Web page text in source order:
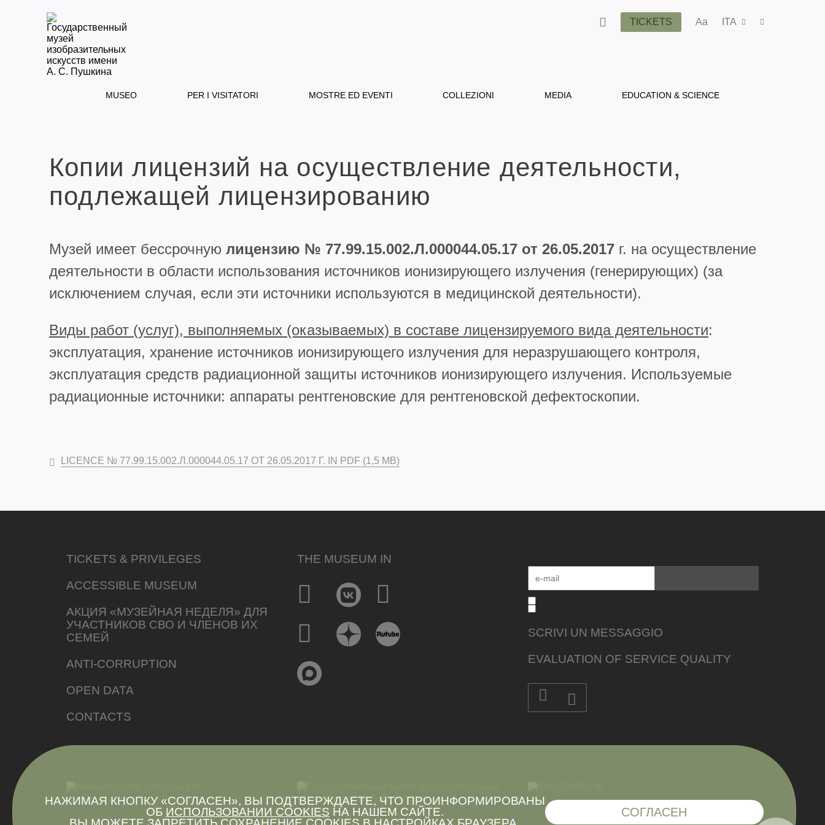
TICKETS Aa ITA
MUSEO PER I VISITATORI MOSTRE ED EVENTI COLLEZIONI MEDIA EDUCATION & SCIENCE
Копии лицензий на осуществление деятельности,
подлежащей лицензированию
Музей имеет бессрочную лицензию № 77.99.15.002.Л.000044.05.17 от 26.05.2017 г. на осуществление
деятельности в области использования источников ионизирующего излучения (генерирующих) (за
исключением случая, если эти источники используются в медицинской деятельности).
Виды работ (услуг), выполняемых (оказываемых) в составе лицензируемого вида деятельности:
эксплуатация, хранение источников ионизирующего излучения для неразрушающего контроля,
эксплуатация средств радиационной защиты источников ионизирующего излучения. Используемые
радиационные источники: аппараты рентгеновские для рентгеновской дефектоскопии.
LICENCE № 77.99.15.002.Л.000044.05.17 ОТ 26.05.2017 Г. IN PDF (1,5 MB)
НАЖИМАЯ КНОПКУ «СОГЛАСЕН», ВЫ ПОДТВЕРЖДАЕТЕ, ЧТО ПРОИНФОРМИРОВАНЫ
ОБ ИСПОЛЬЗОВАНИИ COOKIES НА НАШЕМ САЙТЕ.
СОГЛАСЕН
TICKETS & PRIVILEGES
ACCESSIBLE MUSEUM
АКЦИЯ «МУЗЕЙНАЯ НЕДЕЛЯ» ДЛЯ
УЧАСТНИКОВ СВО И ЧЛЕНОВ ИХ
СЕМЕЙ
ANTI-CORRUPTION
OPEN DATA
CONTACTS
THE MUSEUM IN
SCRIVI UN MESSAGGIO
EVALUATION OF SERVICE QUALITY